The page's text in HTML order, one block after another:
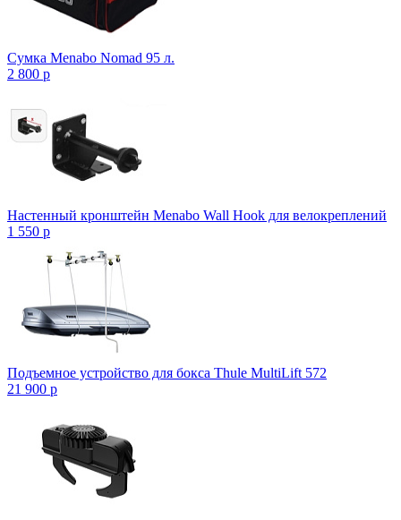
Сумка Menabo Nomad 95 л.
2 800 p
Настенный кронштейн Menabo Wall Hook для велокреплений
1 550 p
Подъемное устройство для бокса Thule MultiLift 572
21 900 p